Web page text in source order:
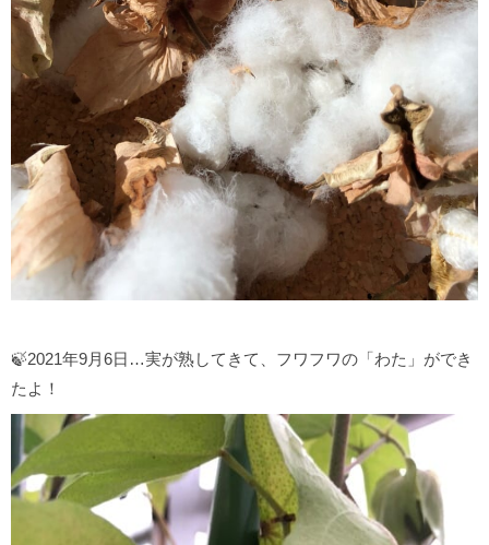
🍃2021年9月6日…実が熟してきて、フワフワの「わた」ができ
たよ！